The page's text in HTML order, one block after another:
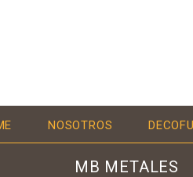
NOSOTROS
MB METALES